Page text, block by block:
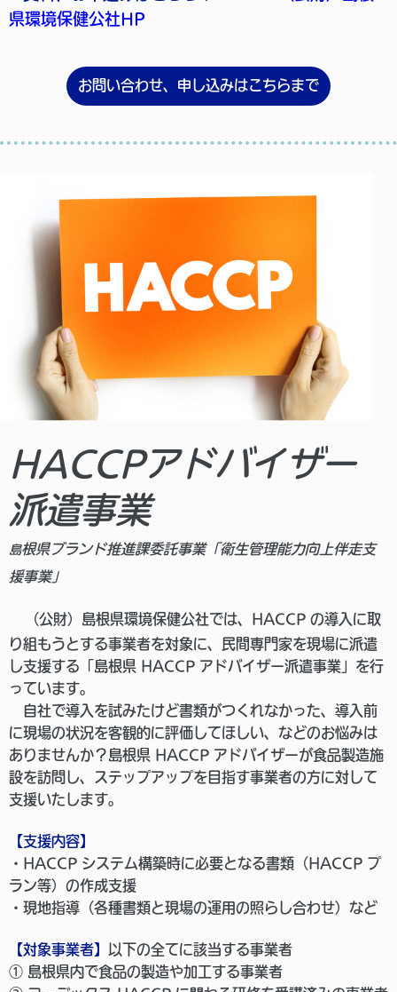
県環境保健公社HP
お問い合わせ、申し込みはこちらまで
HACCPアドバイザー
派遣事業
島根県ブランド推進課委託事業「衛生管理能力向上伴走支
援事業」
（公財）島根県環境保健公社では、HACCP の導入に取
り組もうとする事業者を対象に、民間専門家を現場に派遣
し支援する「島根県 HACCP アドバイザー派遣事業」を行
っています。
自社で導入を試みたけど書類がつくれなかった、導入前
に現場の状況を客観的に評価してほしい、などのお悩みは
ありませんか？ 島根県 HACCP アドバイザーが食品製造施
設を訪問し、ステップアッ プを目指す事業者の方に対して
支援いたします。
【支援内容】
・HACCP システム構築時に必要となる書類（HACCP プ
ラン等）の作成支援
・現地指導（各種書類と現場の運用の照らし合わせ）など
【対象事業者】
以下の全てに該当する事業者
① 島根県内で食品の製造や加工する事業者